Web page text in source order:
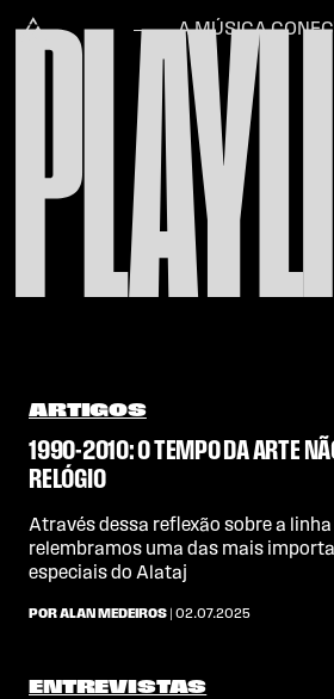
Alataj
A MÚSICA
ARTIGOS
1990-2010: O TEMPO DA ARTE
RELÓGIO
Através dessa reflexão sobre a
relembramos uma das mais
especiais do Alataj
POR ALAN MEDEIROS | 02.07.2025
ENTREVISTAS